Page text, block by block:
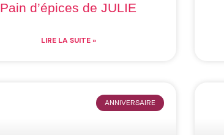
Pain d’épices de JULIE
LIRE LA SUITE »
ANNIVERSAIRE